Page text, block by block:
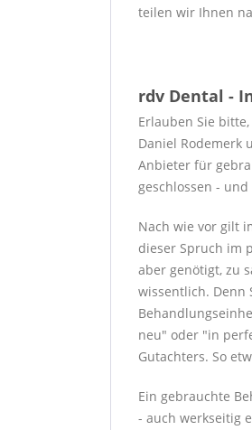
teilen wir Ihnen
rdv Dental -
Erlauben Sie
Daniel Rodemerk
Anbieter für
geschlossen -
Nach wie vor gilt
dieser Spruch im
aber genötigt, zu
wissentlich. Denn
neu" oder "in
Gutachters. So
Ein gebrauchte
- auch werkseitig